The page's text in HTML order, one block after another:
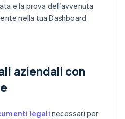
e la prova dell'avvenuta
nella tua Dashboard
aziendali con
legalinecessari per